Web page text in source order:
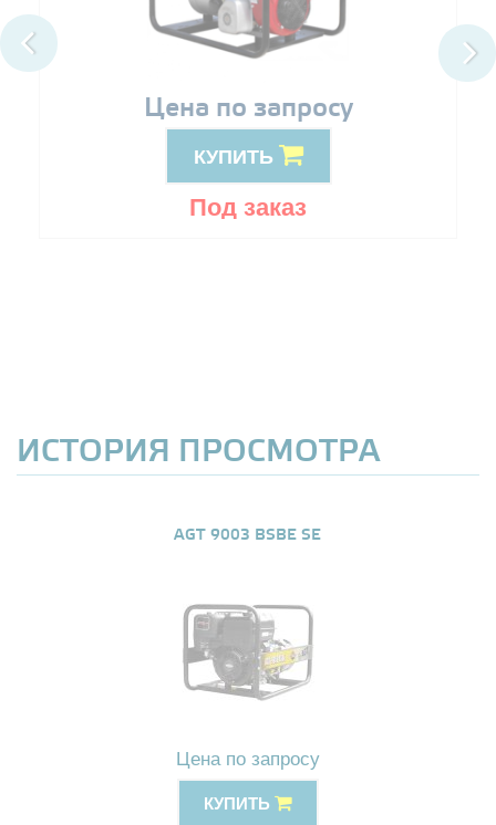
Цена по запросу
КУПИТЬ
Под заказ
ИСТОРИЯ ПРОСМОТРА
AGT 9003 BSBE SE
Цена по запросу
КУПИТЬ